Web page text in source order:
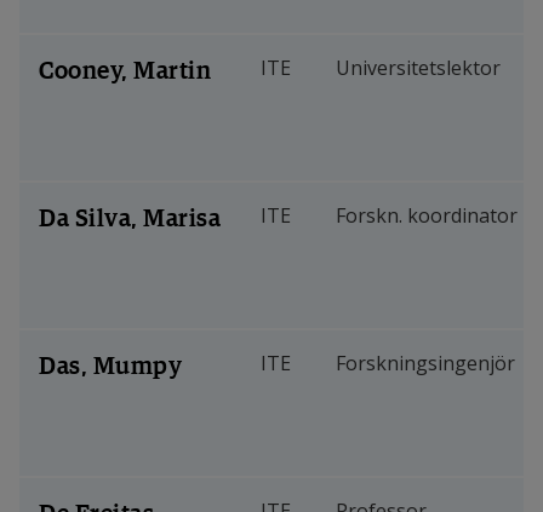
Cooney, Martin ITE Universitetslektor
Da Silva, Marisa ITE Forskn. koordinator
Das, Mumpy ITE Forskningsingenjör